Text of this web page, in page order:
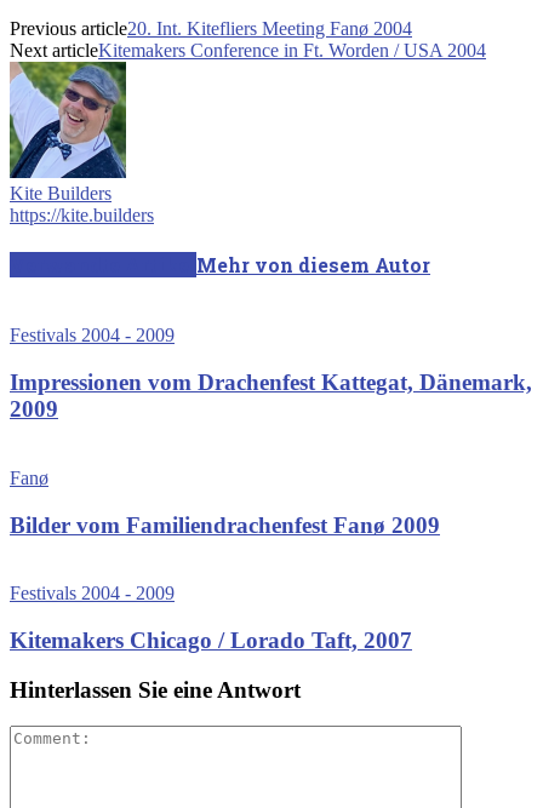
Previous article20. Int. Kitefliers Meeting Fanø 2004
Next articleKitemakers Conference in Ft. Worden / USA 2004
Kite Builders
https://kite.builders
Mehr von diesem Autor
Festivals 2004 - 2009
Impressionen vom Drachenfest Kattegat, Dänemark,
2009
Fanø
Bilder vom Familiendrachenfest Fanø 2009
Festivals 2004 - 2009
Kitemakers Chicago / Lorado Taft, 2007
Hinterlassen Sie eine Antwort